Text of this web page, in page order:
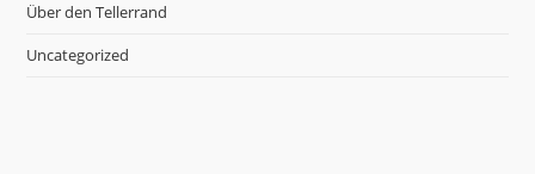
Über den Tellerrand
Uncategorized